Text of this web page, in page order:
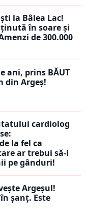
la Bâlea Lac!
ținută în soare și
de 300.000
ani, prins BĂUT
din Argeș!
cardiolog
la fel ca
ar trebui să-i
pe gânduri!
Argeșul!
șanț. Este